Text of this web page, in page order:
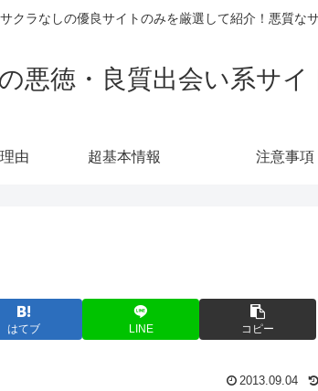
クラなしの優良サイトのみを厳選して紹介！悪質な
悪徳・良質出会い系サイ
由 超基本情報 注意事項
はてブ LINE コピー
2013.09.04